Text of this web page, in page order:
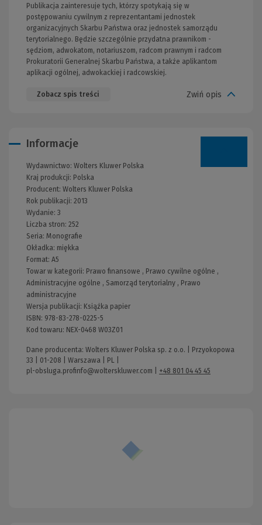
Publikacja zainteresuje tych, którzy spotykają się w
postępowaniu cywilnym z reprezentantami jednostek
organizacyjnych Skarbu Państwa oraz jednostek samorządu
terytorialnego. Będzie szczególnie przydatna prawnikom -
sędziom, adwokatom, notariuszom, radcom prawnym i radcom
Prokuratorii Generalnej Skarbu Państwa, a także aplikantom
aplikacji ogólnej, adwokackiej i radcowskiej.
Zobacz spis treści Zwiń opis
Informacje
Wydawnictwo: Wolters Kluwer Polska
Kraj produkcji: Polska
Producent: Wolters Kluwer Polska
Rok publikacji: 2013
Wydanie: 3
Liczba stron: 252
Seria: Monografie
Okładka: miękka
Format: A5
Towar w kategorii: Prawo finansowe , Prawo cywilne ogólne ,
Administracyjne ogólne , Samorząd terytorialny , Prawo
administracyjne
Wersja publikacji: Książka papier
ISBN: 978-83-278-0225-5
Kod towaru: NEX-0468 W03Z01
Dane producenta: Wolters Kluwer Polska sp. z o.o. | Przyokopowa
33 | 01-208 | Warszawa | PL |
pl-obsluga.profinfo@wolterskluwer.com
+48 801 04 45 45